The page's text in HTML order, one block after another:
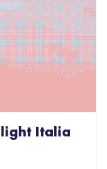
Italia